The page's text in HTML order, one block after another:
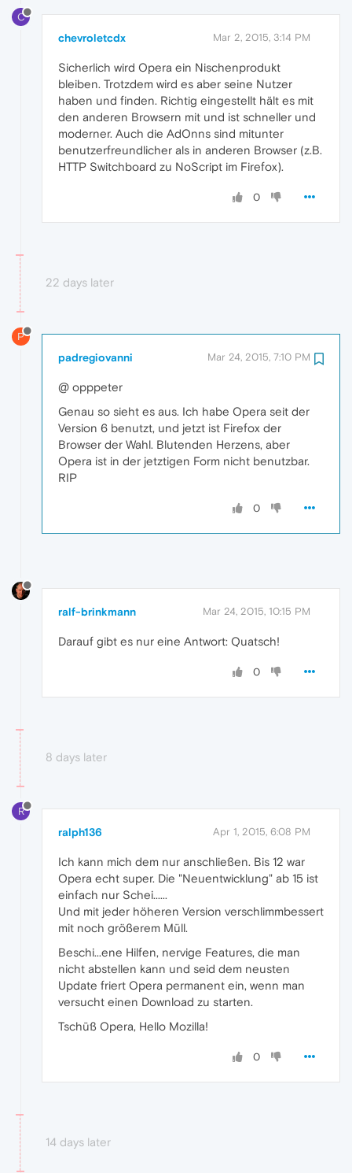
C
chevroletcdx Mar 2, 2015, 3:14 PM
Sicherlich wird Opera ein Nischenprodukt
bleiben. Trotzdem wird es aber seine Nutzer
haben und finden. Richtig eingestellt hält es mit
den anderen Browsern mit und ist schneller und
moderner. Auch die AdOnns sind mitunter
benutzerfreundlicher als in anderen Browser (z.B.
HTTP Switchboard zu NoScript im Firefox).
0
22 days later
P
padregiovanni Mar 24, 2015, 7:10 PM
@ opppeter
Genau so sieht es aus. Ich habe Opera seit der
Version 6 benutzt, und jetzt ist Firefox der
Browser der Wahl. Blutenden Herzens, aber
Opera ist in der jetztigen Form nicht benutzbar.
RIP
0
ralf-brinkmann Mar 24, 2015, 10:15 PM
Darauf gibt es nur eine Antwort: Quatsch!
0
8 days later
R
ralph136 Apr 1, 2015, 6:08 PM
Ich kann mich dem nur anschließen. Bis 12 war
Opera echt super. Die "Neuentwicklung" ab 15 ist
einfach nur Schei......
Und mit jeder höheren Version verschlimmbessert
mit noch größerem Müll.
Beschi...ene Hilfen, nervige Features, die man
nicht abstellen kann und seid dem neusten
Update friert Opera permanent ein, wenn man
versucht einen Download zu starten.
Tschüß Opera, Hello Mozilla!
0
14 days later